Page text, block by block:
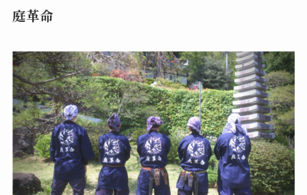
庭革命